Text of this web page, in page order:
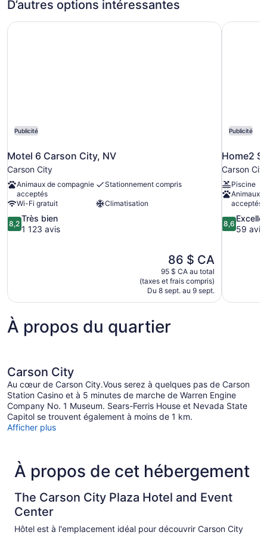
lits
D’autres options intéressantes
Publicité
Motel 6 Carson City, NV
Carson City
Animaux de compagnie
acceptés
Stationnement compris
Wi-Fi gratuit Climatisation
8.2
sur
8,2
Très bien
1 123 avis
Le
prix
est
de
86 $ CA
86 $ CA
95 $ CA au total
(taxes et frais compris)
Du 8 sept. au 9 sept.
Motel 6 Carson City, NV
Publicité
Home2
Carson City
Piscine
Animaux
acceptés
8.6
sur
8,6
59 avis
Home2
À propos du quartier
Carson City
Au cœur de Carson City.Vous serez à quelques pas de Carson
Station Casino et à 5 minutes de marche de Warren Engine
Company No. 1 Museum. Sears-Ferris House et Nevada State
Capitol se trouvent également à moins de 1 km.
Afficher plus
À propos de cet hébergement
The Carson City Plaza Hotel and Event
Center
Hôtel est à l'emplacement idéal pour découvrir Carson City